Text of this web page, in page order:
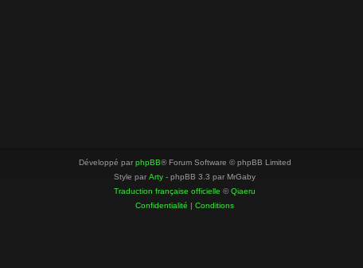
Développé par phpBB® Forum Software © phpBB Limited
Style par Arty - phpBB 3.3 par MrGaby
Traduction française officielle ©Qiaeru
Confidentialité | Conditions